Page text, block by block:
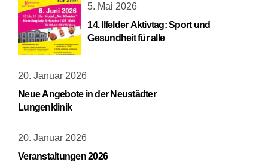
5. Mai 2026
14. Ilfelder Aktivtag: Sport und
Gesundheit für alle
20. Januar 2026
Neue Angebote in der Neustädter
Lungenklinik
20. Januar 2026
Veranstaltungen 2026